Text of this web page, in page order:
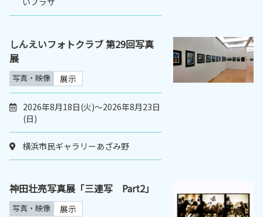
しんえいフォトクラブ 第29回写真
展
写真・映像 展示
2026年8月18日(火)～2026年8月23日
(日)
横浜市民ギャラリーあざみ野
神田壮亮写真展「三連写 Part2」
写真・映像 展示